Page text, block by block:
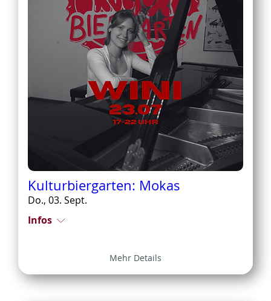
Kulturbiergarten: Mokas
Do., 03. Sept.
Infos
Mehr Details